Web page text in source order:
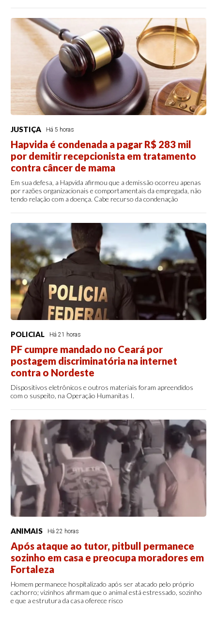
JUSTIÇA Há 5 horas
Hapvida é condenada a pagar R$ 283 mil
por demitir recepcionista em tratamento
contra câncer de mama
Em sua defesa, a Hapvida afirmou que a demissão ocorreu apenas
por razões organizacionais e comportamentais da empregada, não
tendo relação com a doença. Cabe recurso da condenação
POLICIAL Há 21 horas
PF cumpre mandado no Ceará por
postagem discriminatória na internet
contra o Nordeste
Dispositivos eletrônicos e outros materiais foram apreendidos
com o suspeito, na Operação Humanitas I.
ANIMAIS Há 22 horas
Após ataque ao tutor, pitbull permanece
sozinho em casa e preocupa moradores em
Fortaleza
Homem permanece hospitalizado após ser atacado pelo próprio
cachorro; vizinhos afirmam que o animal está estressado, sozinho
e que a estrutura da casa oferece risco